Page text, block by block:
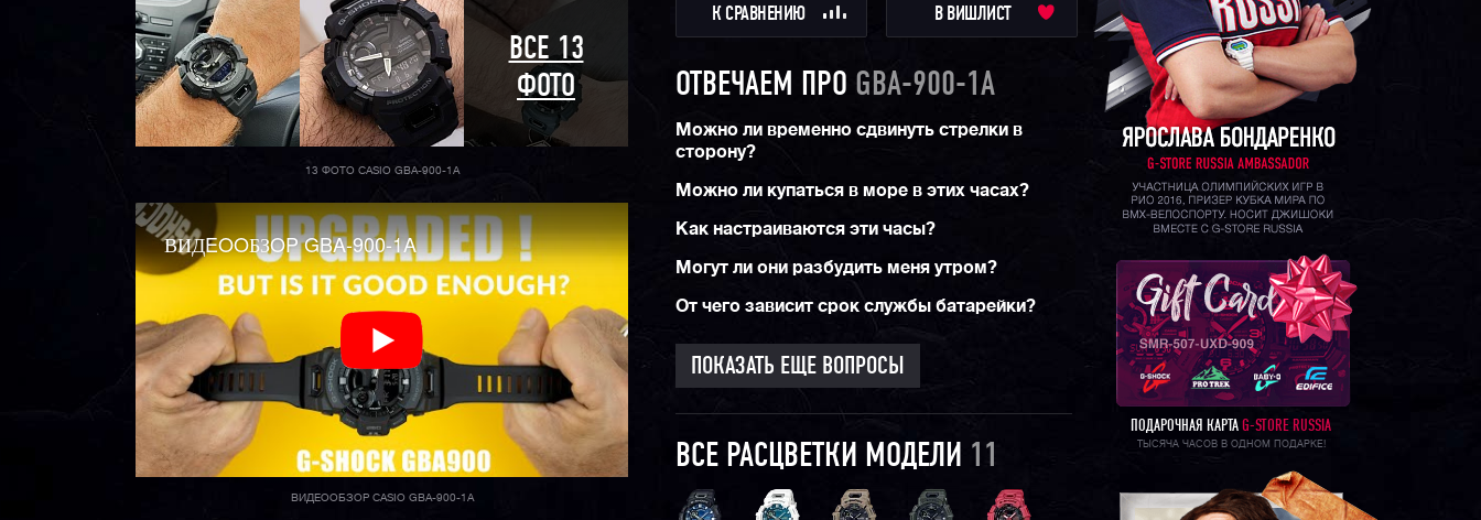
ВСЕ 13
ФОТО
13 ФОТО CASIO GBA-900-1A
ВИДEOOБЗOP GBA-900-1A
ВИДЕООБЗОР CASIO GBA-900-1A
CASIO. Часы подойдут как для повседневной носки,
привычные для джишоков противоударность, водозащиту
К СРАВНЕНИЮ В ВИШЛИСТ
ОТВЕЧАЕМ ПРО GBA-900-1A
Можно ли временно сдвинуть стрелки в
сторону?
Можно ли купаться в море в этих часах?
Как настраиваются эти часы?
Могут ли они разбудить меня утром?
От чего зависит срок службы батарейки?
ПОКАЗАТЬ ЕЩЕ ВОПРОСЫ
ВСЕ РАСЦВЕТКИ МОДЕЛИ 11
ПОДАРОЧНАЯ КАРТА G-STORE RUSSIA
ТЫСЯЧА ЧАСОВ В ОДНОМ ПОДАРКЕ!